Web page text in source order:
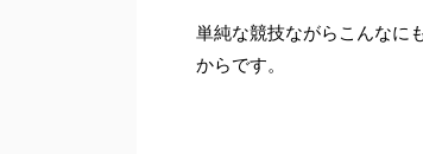
単純な競技ながらこんなに
からです。